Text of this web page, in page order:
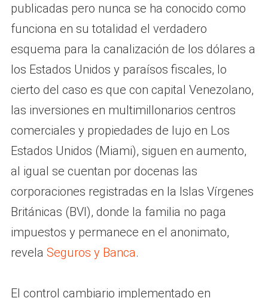
publicadas pero nunca se ha conocido como
funciona en su totalidad el verdadero
esquema para la canalización de los dólares a
los Estados Unidos y paraísos fiscales, lo
cierto del caso es que con capital Venezolano,
las inversiones en multimillonarios centros
comerciales y propiedades de lujo en Los
Estados Unidos (Miami), siguen en aumento,
al igual se cuentan por docenas las
corporaciones registradas en la Islas Vírgenes
Británicas (BVI), donde la familia no paga
impuestos y permanece en el anonimato,
revela Seguros y Banca.
El control cambiario implementado en